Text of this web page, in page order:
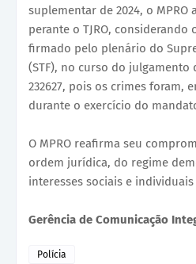
suplementar de 2024, o
perante o TJRO,
firmado pelo plenário do
(STF), no curso do julgamento
232627, pois os crimes foram,
durante o exercício do
O MPRO reafirma seu
ordem jurídica, do regime
interesses sociais e
Gerência de Comunicação
Polícia